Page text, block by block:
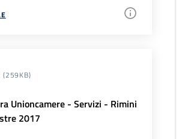
(259KB)
Unioncamere - Servizi - Rimini
2017